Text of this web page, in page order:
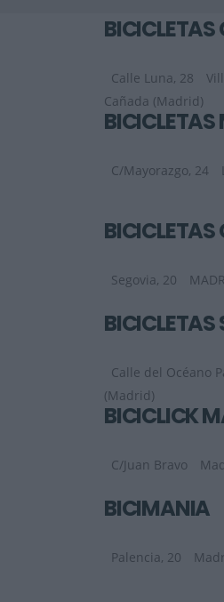
BICICLETAS
Calle Luna, 28
Cañada (Madrid)
C/Mayorazgo, 24
BICICLETAS
Segovia, 20
BICICLETAS
Calle del Océano
(Madrid)
BICICLICK
C/Juan Bravo
BICIMANIA
Palencia, 20